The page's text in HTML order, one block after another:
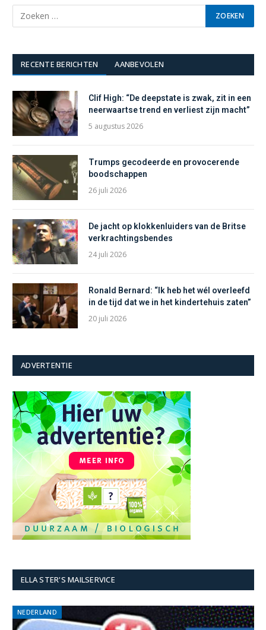
RECENTE BERICHTEN AANBEVOLEN
Clif High: “De deepstate is zwak, zit in een
neerwaartse trend en verliest zijn macht”
5 augustus 2026
Trumps gecodeerde en provocerende
boodschappen
26 juli 2026
De jacht op klokkenluiders van de Britse
verkrachtingsbendes
24 juli 2026
Ronald Bernard: “Ik heb het wél overleefd
in de tijd dat we in het kindertehuis zaten”
20 juli 2026
ADVERTENTIE
ELLA STER'S MAILSERVICE
NEDERLAND